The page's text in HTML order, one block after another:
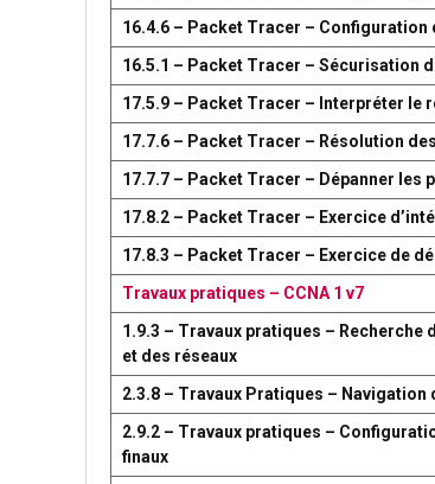
16.4.6 – Packet Tracer – Configuration
16.5.1 – Packet Tracer – Sécurisation
17.5.9 – Packet Tracer – Interpréter le
17.7.6 – Packet Tracer – Résolution
17.7.7 – Packet Tracer – Dépanner les
17.8.2 – Packet Tracer – Exercice
17.8.3 – Packet Tracer – Exercice de
Travaux pratiques – CCNA 1 v7
1.9.3 – Travaux pratiques –
et des réseaux
2.3.8 – Travaux Pratiques –
2.9.2 – Travaux pratiques –
finaux